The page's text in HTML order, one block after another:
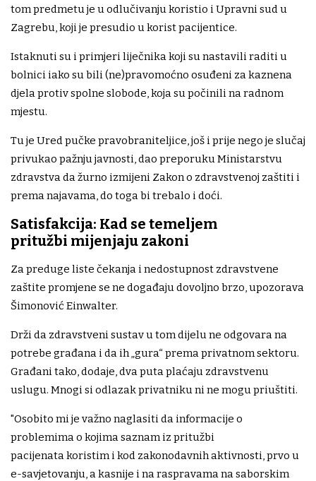
tom predmetu je u odlučivanju koristio i Upravni sud u
Zagrebu, koji je presudio u korist pacijentice.
Istaknuti su i primjeri liječnika koji su nastavili raditi u
bolnici iako su bili (ne)pravomoćno osuđeni za kaznena
djela protiv spolne slobode, koja su počinili na radnom
mjestu.
Tu je Ured pučke pravobraniteljice, još i prije nego je slučaj
privukao pažnju javnosti, dao preporuku Ministarstvu
zdravstva da žurno izmijeni Zakon o zdravstvenoj zaštiti i
prema najavama, do toga bi trebalo i doći.
Satisfakcija: Kad se temeljem
pritužbi mijenjaju zakoni
Za preduge liste čekanja i nedostupnost zdravstvene
zaštite promjene se ne događaju dovoljno brzo, upozorava
Šimonović Einwalter.
Drži da zdravstveni sustav u tom dijelu ne odgovara na
potrebe građana i da ih „gura“ prema privatnom sektoru.
Građani tako, dodaje, dva puta plaćaju zdravstvenu
uslugu. Mnogi si odlazak privatniku ni ne mogu priuštiti.
"Osobito mi je važno naglasiti da informacije o
problemima o kojima saznam iz pritužbi
pacijenata koristim i kod zakonodavnih aktivnosti, prvo u
e-savjetovanju, a kasnije i na raspravama na saborskim